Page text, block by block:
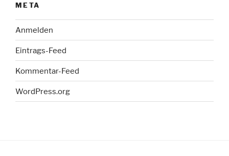
META
Anmelden
Eintrags-Feed
Kommentar-Feed
WordPress.org